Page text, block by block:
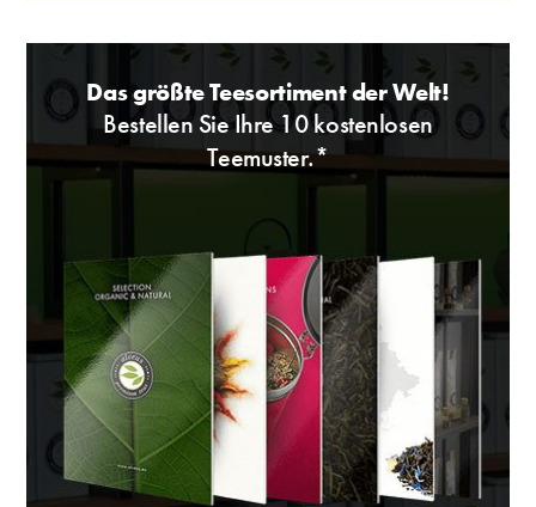
Das größte Teesortiment der Welt!
Bestellen Sie Ihre 10 kostenlosen
Teemuster.*